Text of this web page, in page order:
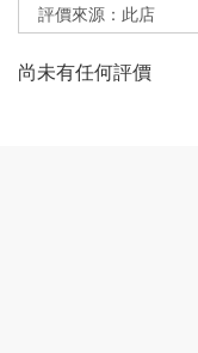
尚未有任何評價